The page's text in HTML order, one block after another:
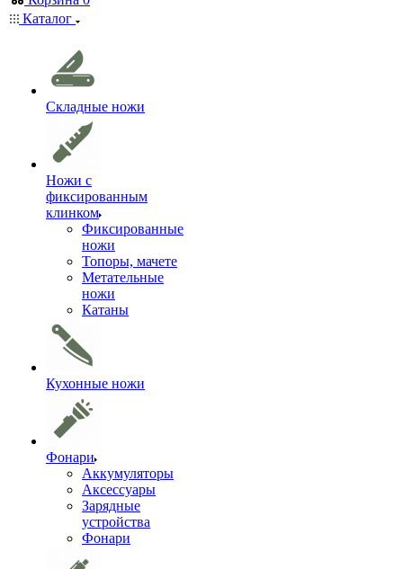
Каталог
Складные ножи
Ножи с
фиксированным
клинком
Фиксированные
ножи
Топоры, мачете
Метательные
ножи
Катаны
Кухонные ножи
Фонари
Аккумуляторы
Аксессуары
Зарядные
устройства
Фонари